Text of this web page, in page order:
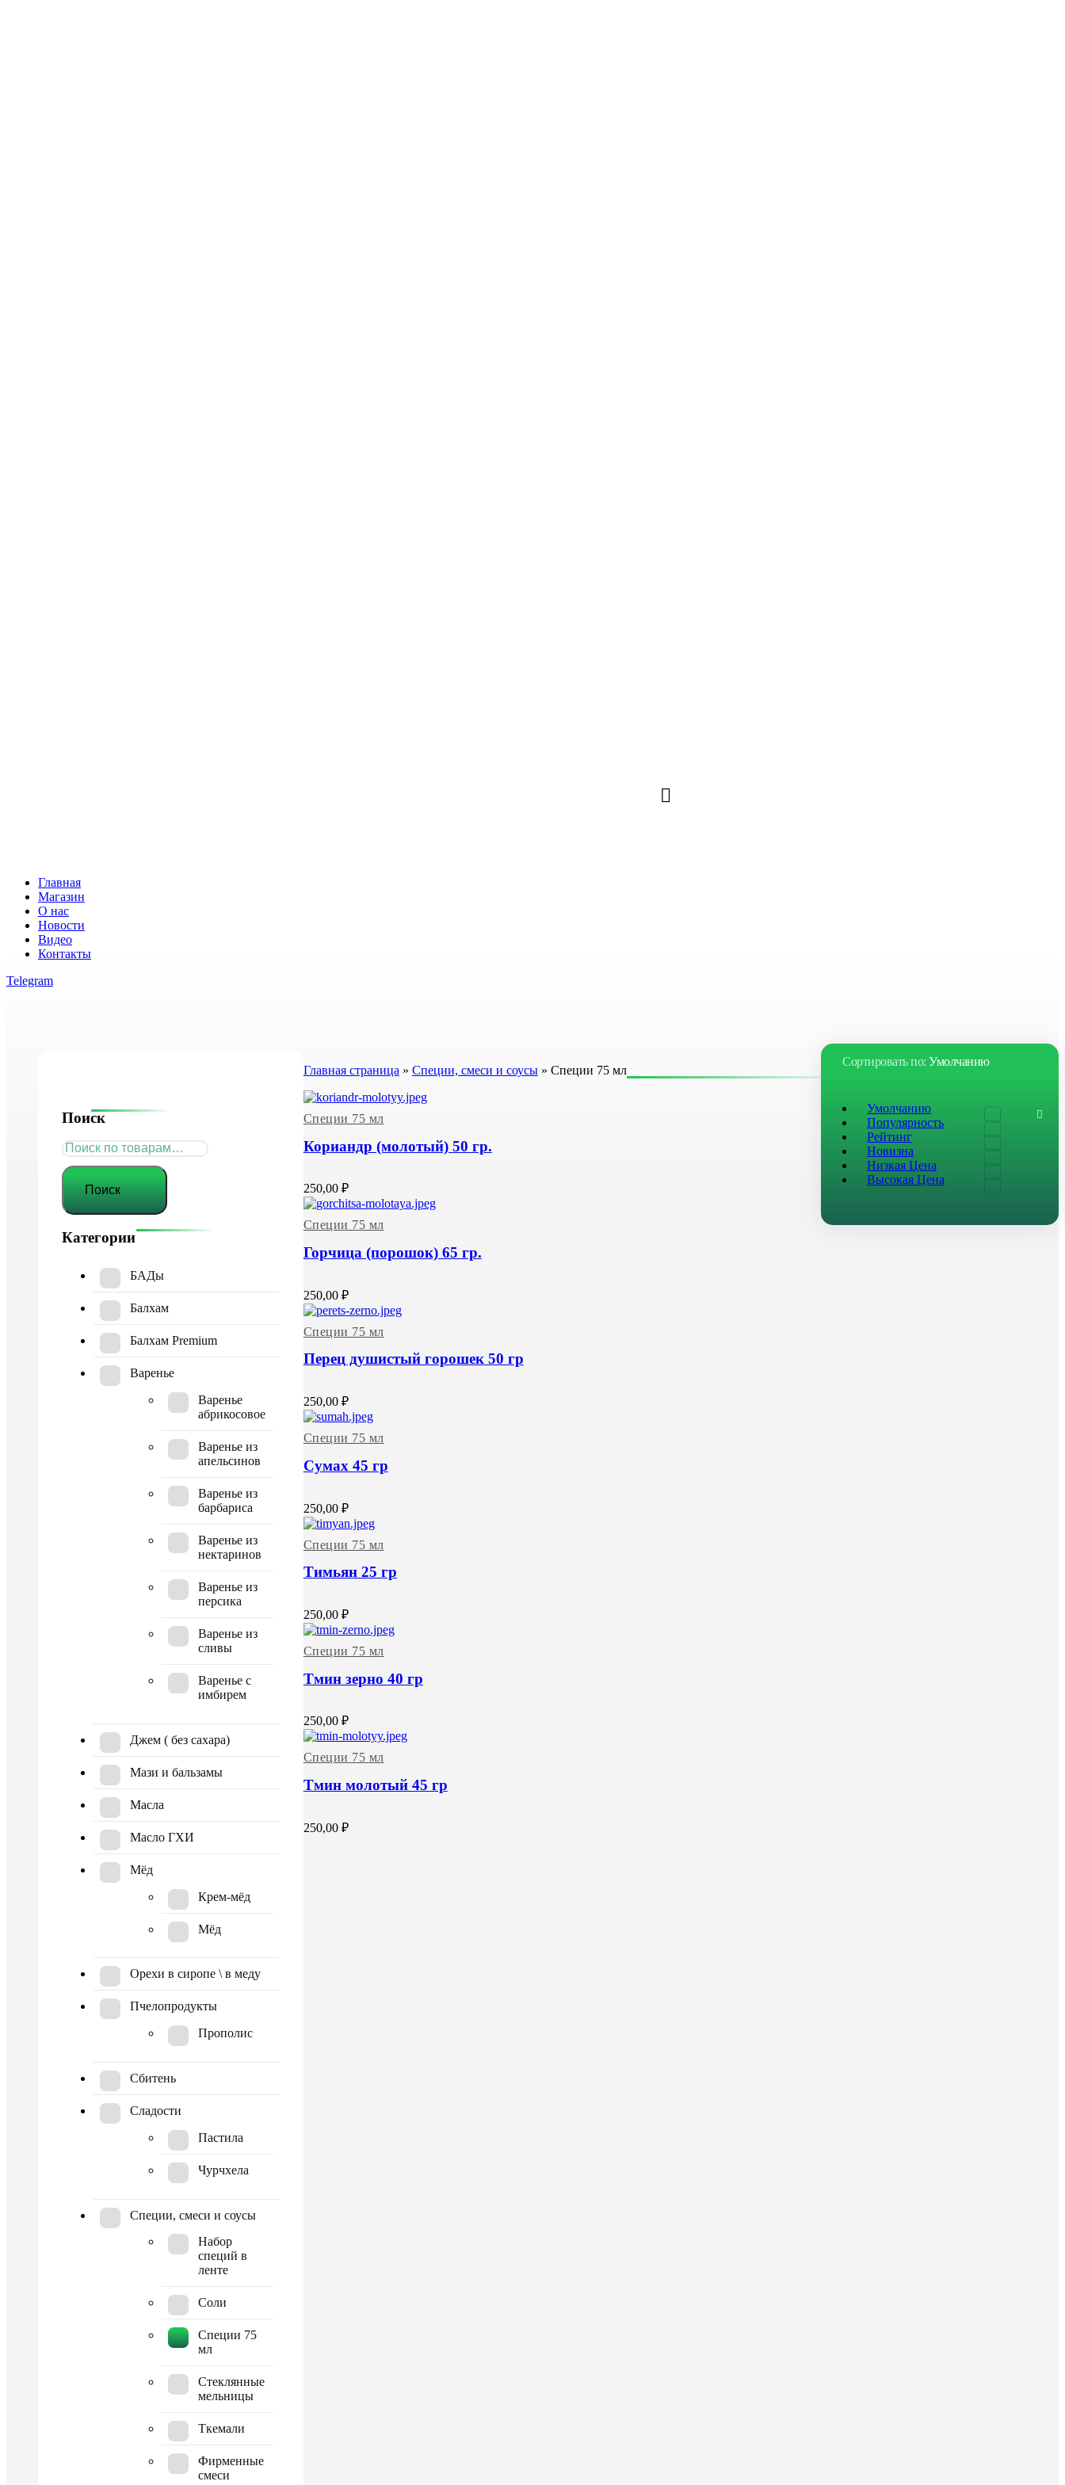
Главная
Магазин
О нас
Новости
Видео
Контакты
Telegram
Главная страница » Специи, смеси и соусы» Специи 75 мл
Сортировать по:Умолчанию
Умолчанию
Популярность
Рейтинг
Новизна
Низкая Цена
Высокая Цена
Кориандр (молотый) 50 гр.
250,00 ₽
Специи 75 мл
Горчица (порошок) 65 гр.
250,00 ₽
Специи 75 мл
Перец душистый горошек 50 гр
250,00 ₽
Специи 75 мл
Сумах 45 гр
250,00 ₽
Специи 75 мл
Тимьян 25 гр
250,00 ₽
Специи 75 мл
Тмин зерно 40 гр
250,00 ₽
Специи 75 мл
Тмин молотый 45 гр
250,00 ₽
Специи 75 мл
Поиск
Искать:
Поиск
Категории
БАДы
Балхам
Балхам Premium
Варенье
Варенье
абрикосовое
Варенье из
апельсинов
Варенье из
барбариса
Варенье из
нектаринов
Варенье из
персика
Варенье из
сливы
Варенье с
имбирем
Джем ( без сахара)
Мази и бальзамы
Масла
Масло ГХИ
Мёд
Крем-мёд
Мёд
Орехи в сиропе \ в меду
Пчелопродукты
Прополис
Сбитень
Сладости
Пастила
Чурчхела
Специи, смеси и соусы
Набор
специй в
ленте
Соли
Специи 75
мл
Стеклянные
мельницы
Ткемали
Фирменные
смеси